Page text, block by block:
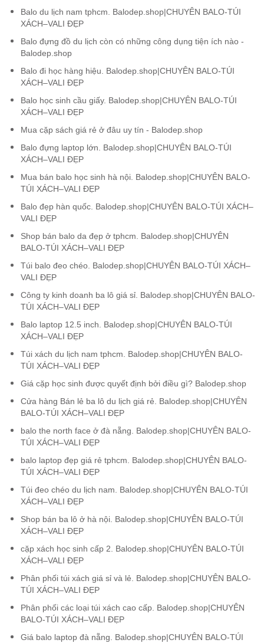
Balo du lịch nam tphcm. Balodep.shop|CHUYÊN BALO-TÚI
XÁCH–VALI ĐẸP
Balo đựng đồ du lịch còn có những công dụng tiện ích nào -
Balodep.shop
Balo đi học hàng hiệu. Balodep.shop|CHUYÊN BALO-TÚI
XÁCH–VALI ĐẸP
Balo học sinh cầu giấy. Balodep.shop|CHUYÊN BALO-TÚI
XÁCH–VALI ĐẸP
Mua cặp sách giá rẻ ở đâu uy tín - Balodep.shop
Balo đựng laptop lớn. Balodep.shop|CHUYÊN BALO-TÚI
XÁCH–VALI ĐẸP
Mua bán balo học sinh hà nội. Balodep.shop|CHUYÊN BALO-
TÚI XÁCH–VALI ĐẸP
Balo đẹp hàn quốc. Balodep.shop|CHUYÊN BALO-TÚI XÁCH–
VALI ĐẸP
Shop bán balo da đẹp ở tphcm. Balodep.shop|CHUYÊN
BALO-TÚI XÁCH–VALI ĐẸP
Túi balo đeo chéo. Balodep.shop|CHUYÊN BALO-TÚI XÁCH–
VALI ĐẸP
Công ty kinh doanh ba lô giá sỉ. Balodep.shop|CHUYÊN BALO-
TÚI XÁCH–VALI ĐẸP
Balo laptop 12.5 inch. Balodep.shop|CHUYÊN BALO-TÚI
XÁCH–VALI ĐẸP
Túi xách du lịch nam tphcm. Balodep.shop|CHUYÊN BALO-
TÚI XÁCH–VALI ĐẸP
Giá cặp học sinh được quyết định bởi điều gì? Balodep.shop
Cửa hàng Bán lẻ ba lô du lịch giá rẻ. Balodep.shop|CHUYÊN
BALO-TÚI XÁCH–VALI ĐẸP
balo the north face ở đà nẵng. Balodep.shop|CHUYÊN BALO-
TÚI XÁCH–VALI ĐẸP
balo laptop đẹp giá rẻ tphcm. Balodep.shop|CHUYÊN BALO-
TÚI XÁCH–VALI ĐẸP
Túi đeo chéo du lịch nam. Balodep.shop|CHUYÊN BALO-TÚI
XÁCH–VALI ĐẸP
Shop bán ba lô ở hà nội. Balodep.shop|CHUYÊN BALO-TÚI
XÁCH–VALI ĐẸP
cặp xách học sinh cấp 2. Balodep.shop|CHUYÊN BALO-TÚI
XÁCH–VALI ĐẸP
Phân phối túi xách giá sỉ và lẻ. Balodep.shop|CHUYÊN BALO-
TÚI XÁCH–VALI ĐẸP
Phân phối các loại túi xách cao cấp. Balodep.shop|CHUYÊN
BALO-TÚI XÁCH–VALI ĐẸP
Giá balo laptop đà nẵng. Balodep.shop|CHUYÊN BALO-TÚI